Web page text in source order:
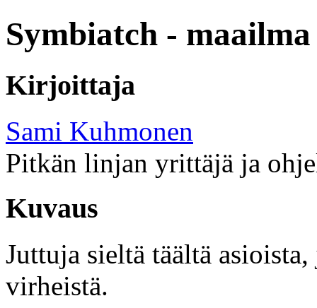
Symbiatch -
Kirjoittaja
Sami Kuhmonen
Pitkän linjan yrittäjä ja
Kuvaus
Juttuja sieltä täältä
virheistä.